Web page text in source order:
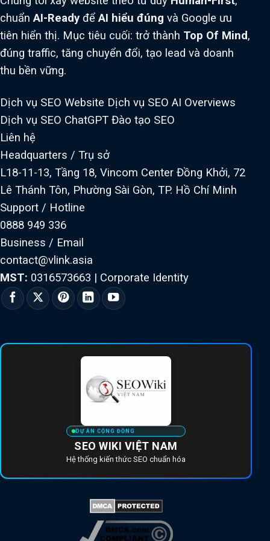
chuẩnAI-Ready đểAI hiểu đúng và Google ưu
tiên hiển thị. Mục tiêu cuối: trở thành Top Of Mind,
đúng traffic, tăng chuyển đổi, tạo lead và doanh
thu bền vững.
Dịch vụ SEO Website Dịch vụ SEO AI Overviews
Dịch vụ SEO ChatGPT Đào tạo SEO
Liên hệ
Headquarters / Trụ sở
L18-11-13, Tầng 18, Vincom Center Đồng Khởi, 72
Lê Thánh Tôn, Phường Sài Gòn, TP. Hồ Chí Minh
Support / Hotline
0888 949 336
Business / Email
contact@vlink.asia
MST: 0316573663 | Corporate Identity
DỰ ÁN CỘNG ĐỒNG
SEO WIKI VIỆT NAM
Hệ thống kiến thức SEO chuẩn hóa